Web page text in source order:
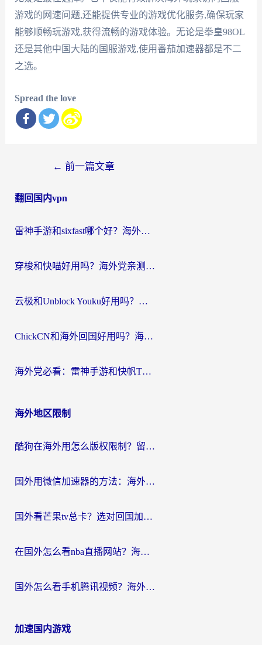
游戏的网速问题,还能提供专业的游戏优化服务,确保玩家
能够顺畅玩游戏,获得流畅的游戏体验。无论是拳皇98OL
还是其他中国大陆的国服游戏,使用番茄加速器都是不二
之选。
Spread the love
导
← 前一篇文章
翻回国内vpn
雷神手游和sixfast哪个好？海外党亲测3款回国加速器，教你选对不踩坑
穿梭和快喵好用吗？海外党亲测：小众加速器对比+番茄加速器深度体验
云极和Unblock Youku好用吗？海外党亲测+2026回国加速器避坑指南
ChickCN和海外回国好用吗？海外党2026亲测：从手游到影音，选对加速器的3个关键
海外党必看：雷神手游和快帆TV版好用吗？3步选对回国加速器不踩坑
海外地区限制
酷狗在海外用怎么版权限制？留学生亲测：3步解决听国内音乐难题
国外用微信加速器的方法：海外党无缝连接国内生活的实用指南
国外看芒果tv总卡？选对回国加速器，轻松追《浪姐》不费劲
在国外怎么看nba直播网站？海外党专属体育观赛指南，告别地区限制！
国外怎么看手机腾讯视频？海外党亲测有效的追剧加速器选择指南
加速国内游戏